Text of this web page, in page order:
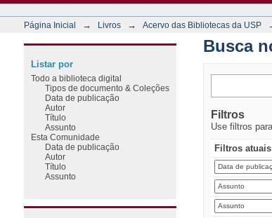
Página Inicial → Livros → Acervo das Bibliotecas da USP
Busca
Filtros
Use filtros
Filtros
Listar por
Todo a biblioteca digital
Tipos de documento & Coleções
Data de publicação
Autor
Título
Assunto
Esta Comunidade
Data de publicação
Autor
Título
Assunto